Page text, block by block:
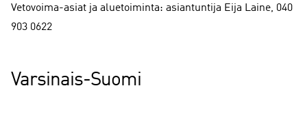
Vetovoima-asiat ja aluetoiminta: asiantuntija Eija Laine, 040
903 0622
Varsinais-Suomi